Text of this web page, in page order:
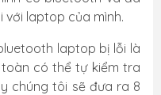
laptop của mình.
laptop bị lỗi là
có thể tự kiểm tra
chúng tôi sẽ đưa ra 8